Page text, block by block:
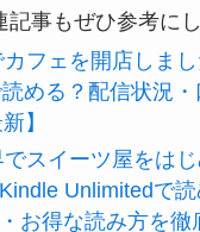
事もぜひ参考に
フェを開店しま
める？配信状況
】
でスイーツ屋をは
Unlimitedで
お得な読み方を徹